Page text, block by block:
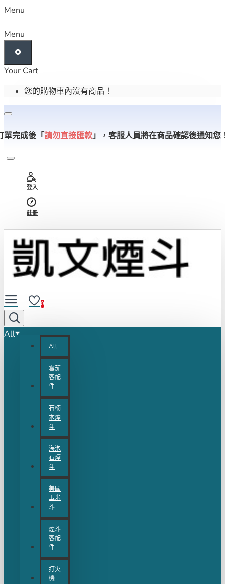
Menu
Menu
Your Cart
您的購物車內沒有商品！
單完成後「請勿直接匯款 」， 客服人員將在商品確認後通知您
登入
註冊
0
All
All
雪茄
客配
件
石楠
木煙
斗
海泡
石煙
斗
美國
玉米
斗
煙斗
客配
件
打火
機